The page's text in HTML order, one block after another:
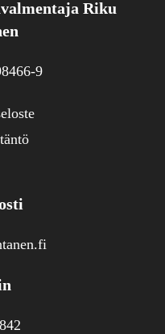
Riku
9